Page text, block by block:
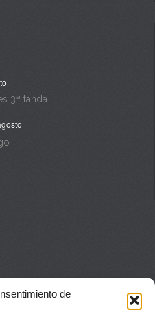
de
3ª tanda
o949 835 058
111